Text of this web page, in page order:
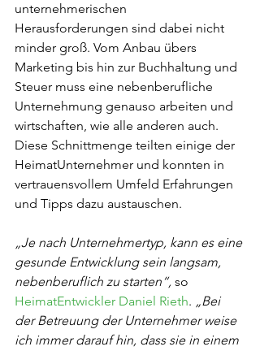
unternehmerischen
Herausforderungen sind dabei nicht
minder groß. Vom Anbau übers
Marketing bis hin zur Buchhaltung und
Steuer muss eine nebenberufliche
Unternehmung genauso arbeiten und
wirtschaften, wie alle anderen auch.
Diese Schnittmenge teilten einige der
HeimatUnternehmer und konnten in
vertrauensvollem Umfeld Erfahrungen
und Tipps dazu austauschen.
„Je nach Unternehmertyp, kann es eine
gesunde Entwicklung sein langsam,
nebenberuflich zu starten“, so
HeimatEntwickler Daniel Rieth. „Bei
der Betreuung der Unternehmer weise
ich immer darauf hin, dass sie in einem